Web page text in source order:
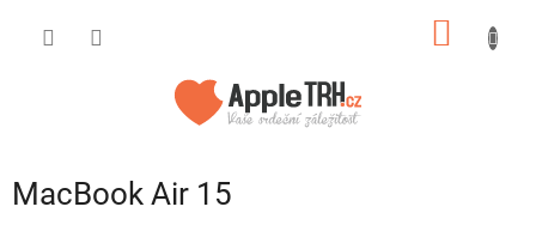
MacBook Air 15